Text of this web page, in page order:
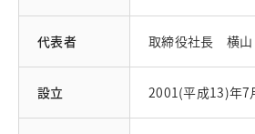
お問い合わせ
代表者 取締役社長 横山
設立 2001(平成13)年7